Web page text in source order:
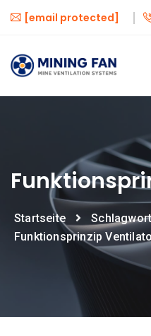
[email protected]
Startseite
Funktionsprinzip